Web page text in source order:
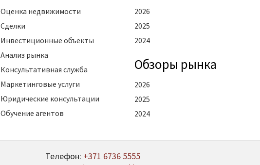
Оценка недвижимости
Сделки
Инвестиционные объекты
Анализ рынка
Консультативная служба
Маркетинговые услуги
Юридические консультации
Обучение агентов
2026
2025
2024
Oбзоры рынка
2026
2025
2024
Телефон: +371 6736 5555